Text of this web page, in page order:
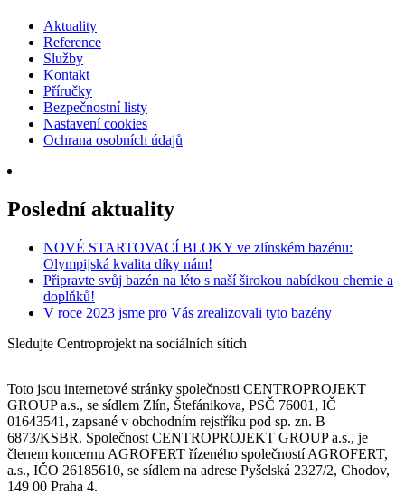
Aktuality
Reference
Služby
Kontakt
Příručky
Bezpečnostní listy
Nastavení cookies
Ochrana osobních údajů
Poslední aktuality
NOVÉ STARTOVACÍ BLOKY ve zlínském bazénu:
Olympijská kvalita díky nám!
Připravte svůj bazén na léto s naší širokou nabídkou chemie a
doplňků!
V roce 2023 jsme pro Vás zrealizovali tyto bazény
Sledujte Centroprojekt na sociálních sítích
Toto jsou internetové stránky společnosti CENTROPROJEKT
GROUP a.s., se sídlem Zlín, Štefánikova, PSČ 76001, IČ
01643541, zapsané v obchodním rejstříku pod sp. zn. B
6873/KSBR. Společnost CENTROPROJEKT GROUP a.s., je
členem koncernu AGROFERT řízeného společností AGROFERT,
a.s., IČO 26185610, se sídlem na adrese Pyšelská 2327/2, Chodov,
149 00 Praha 4.